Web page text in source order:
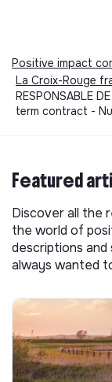
Positive impact
La Croix-Rouge
RESPONSABLE
term contract -
Featured
Discover all the
the world of
descriptions
always wanted